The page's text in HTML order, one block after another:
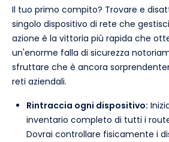
Il tuo primo compito? Trovare e
singolo dispositivo di rete che
azione è la vittoria più rapida che
un'enorme falla di sicurezza
sfruttare che è ancora
reti aziendali.
Rintraccia ogni dispositivo:
inventario completo di tutti i
Dovrai controllare fisicamente i